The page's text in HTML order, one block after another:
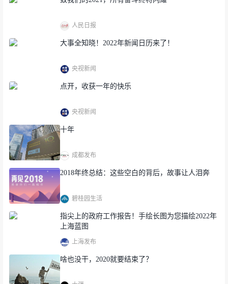
人民日报
大事全知晓！2022年新闻日历来了！
央视新闻
点开，收获一年的快乐
央视新闻
十年
成都发布
2018年终总结：这些空白的背后，故事让人泪奔
碧桂园生活
指尖上的政府工作报告！手绘长图为您描绘2022年
上海蓝图
上海发布
啥也没干，2020就要结束了？